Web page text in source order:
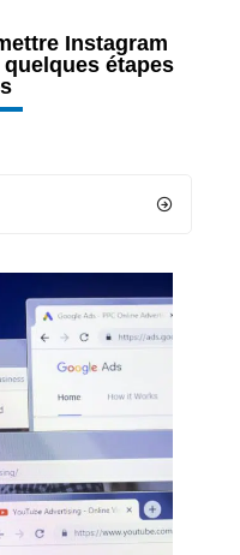
Instagram
étapes